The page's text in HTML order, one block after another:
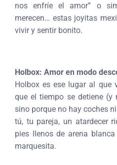
nos enfríe el amor” o
merecen… estas joyitas
vivir y sentir bonito.
Holbox: Amor en modo
Holbox es ese lugar al que
que el tiempo se detiene (y
sino porque no hay coches
tú, tu pareja, un atardecer
pies llenos de arena
marquesita.